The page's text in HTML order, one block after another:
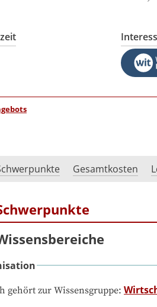
Gesamtkosten
gehört zur Wissensgruppe: